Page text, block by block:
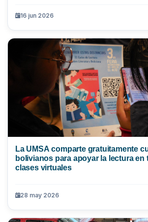
16 jun 2026
La UMSA comparte gratuitamente
bolivianos para apoyar la lectura en
clases virtuales
28 may 2026